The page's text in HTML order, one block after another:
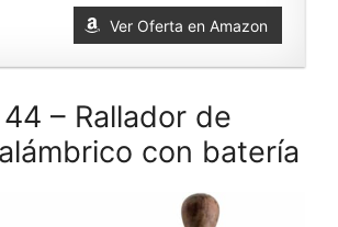
Ver Oferta en Amazon
– Rallador de
con batería